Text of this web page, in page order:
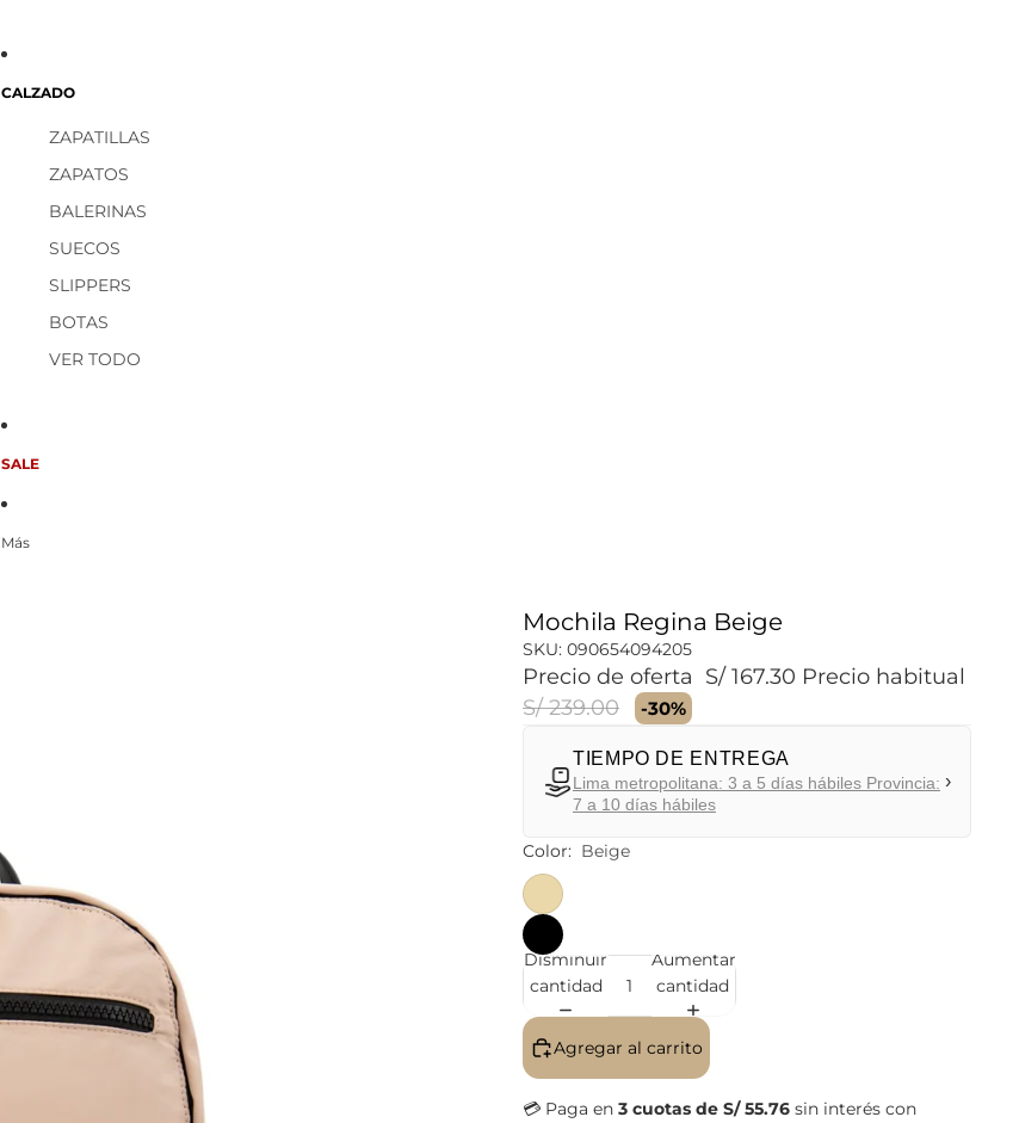
CALZADO
ZAPATILLAS
ZAPATOS
BALERINAS
SUECOS
SLIPPERS
BOTAS
VER TODO
SALE
Más
Mochila Regina Beige
SKU: 090654094205
Precio de oferta S/ 167.30 Precio habitual
S/ 239.00
-30%
TIEMPO DE ENTREGA
Lima metropolitana: 3 a 5 días hábiles Provincia:
7 a 10 días hábiles
›
Color: Beige
Disminuir
cantidad
Aumentar
cantidad
Agregar al carrito
💳 Paga en 3 cuotas de S/ 55.76 sin interés con